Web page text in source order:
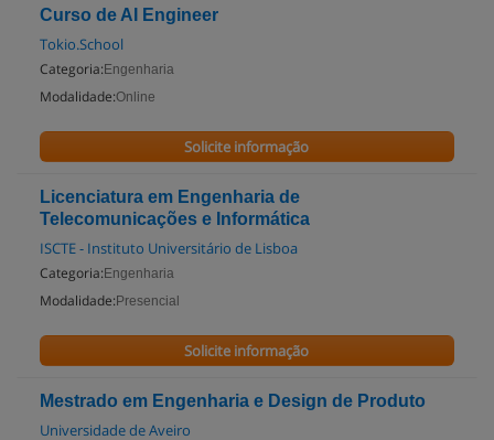
Curso de AI Engineer
Tokio.School
Categoria: Engenharia
Modalidade:Online
Solicite informação
Licenciatura em Engenharia de
Telecomunicações e Informática
ISCTE - Instituto Universitário de Lisboa
Categoria: Engenharia
Modalidade: Presencial
Solicite informação
Mestrado em Engenharia e Design de Produto
Universidade de Aveiro